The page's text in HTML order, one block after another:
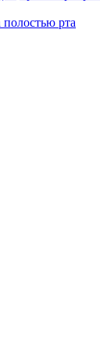
полостью рта